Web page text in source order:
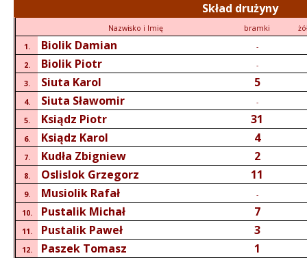
Skład drużyny
Nazwisko i Imię bramki
1.
Biolik Damian
-
2.
Biolik Piotr
-
3.
Siuta Karol 5
4. Siuta Sławomir
-
5.
Ksiądz Piotr 31
6. Ksiądz Karol 4
7. Kudła Zbigniew 2
8. Oslislok Grzegorz 11
9. Musiolik Rafał
-
10.
Pustalik Michał 7
11. Pustalik Paweł 3
12. Paszek Tomasz 1